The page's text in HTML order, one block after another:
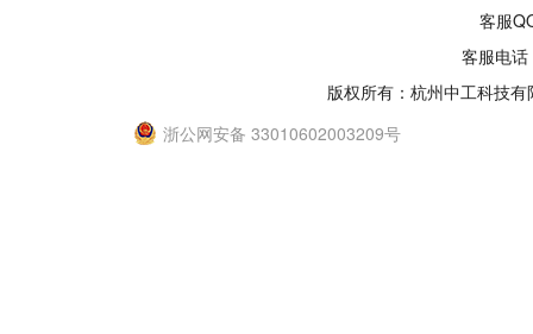
客服
客服电
版权所有：杭州中工科技
浙公网安备 33010602003209号